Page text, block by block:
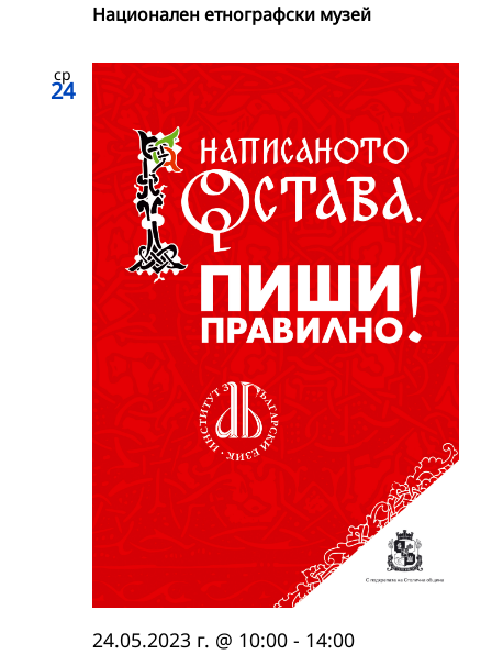
Национален етнографски музей
ср
24
24.05.2023 г. @ 10:00 - 14:00